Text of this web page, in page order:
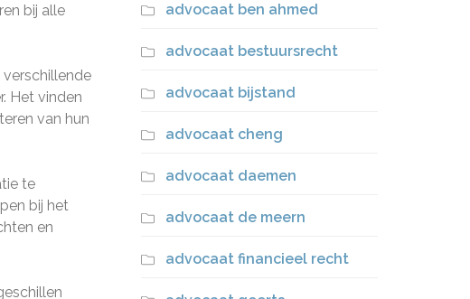
bij alle
Het vinden
van hun
te
bij het
en
advocaat ben ahmed
advocaat bestuursrecht
advocaat bijstand
advocaat cheng
advocaat daemen
advocaat de meern
advocaat financieel recht